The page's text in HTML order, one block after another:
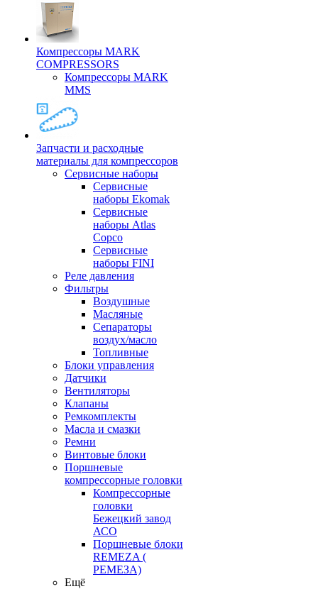
Компрессоры MARK
COMPRESSORS
Компрессоры MARK
MMS
Запчасти и расходные
материалы для компрессоров
Cервисные наборы
Сервисные
наборы Ekomak
Cервисные
наборы Atlas
Copco
Сервисные
наборы FINI
Реле давления
Фильтры
Воздушные
Масляные
Сепараторы
воздух/масло
Топливные
Блоки управления
Датчики
Вентиляторы
Клапаны
Ремкомплекты
Масла и смазки
Ремни
Винтовые блоки
Поршневые
компрессорные головки
Компрессорные
головки
Бежецкий завод
АСО
Поршневые блоки
REMEZA (
РЕМЕЗА)
Ещё